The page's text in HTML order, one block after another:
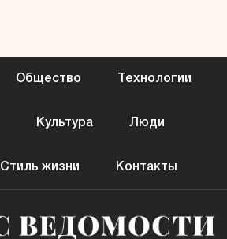
Общество Технологии
Культура Люди
Стиль жизни Контакты